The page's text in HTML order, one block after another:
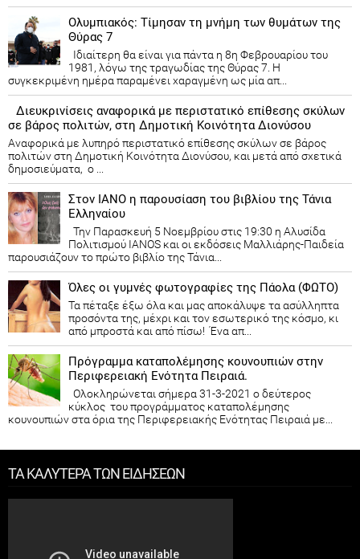
Ολυμπιακός: Τίμησαν τη μνήμη των θυμάτων της
Θύρας 7
Ιδιαίτερη θα είναι για πάντα η 8η Φεβρουαρίου του
1981, λόγω της τραγωδίας της Θύρας 7. Η
συγκεκριμένη ημέρα παραμένει χαραγμένη ως μία απ...
Διευκρινίσεις αναφορικά με περιστατικό επίθεσης σκύλων
σε βάρος πολιτών, στη Δημοτική Κοινότητα Διονύσου
Αναφορικά με λυπηρό περιστατικό επίθεσης σκύλων σε βάρος
πολιτών στη Δημοτική Κοινότητα Διονύσου, και μετά από σχετικά
δημοσιεύματα, ο ...
Στον ΙΑΝΟ η παρουσίαση του βιβλίου της Τάνια
Ελληναίου
Την Παρασκευή 5 Νοεμβρίου στις 19:30 η Αλυσίδα
Πολιτισμού IANOS και οι εκδόσεις Μαλλιάρης-Παιδεία
παρουσιάζουν το πρώτο βιβλίο της Τάνια...
Όλες οι γυμνές φωτογραφίες της Πάολα (ΦΩΤΟ)
Τα πέταξε έξω όλα και μας αποκάλυψε τα ασύλληπτα
προσόντα της, μέχρι και τον εσωτερικό της κόσμο, κι
από μπροστά και από πίσω! Ένα απ...
Πρόγραμμα καταπολέμησης κουνουπιών στην
Περιφερειακή Ενότητα Πειραιά.
Ολοκληρώνεται σήμερα 31-3-2021 ο δεύτερος
κύκλος του προγράμματος καταπολέμησης
κουνουπιών στα όρια της Περιφερειακής Ενότητας Πειραιά με...
ΤΑ ΚΑΛΥΤΕΡΑ ΤΩΝ ΕΙΔΗΣΕΩΝ